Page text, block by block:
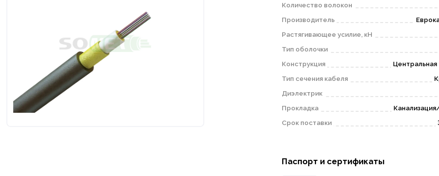
Количество волокон
Производитель
Растягивающее усилие, кН
Тип оболочки
Конструкция
Центральная
Тип сечения кабеля
Диэлектрик
Прокладка
Срок поставки
Паспорт и сертификаты